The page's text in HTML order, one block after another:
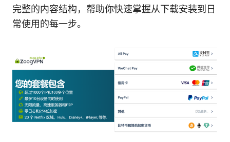
完整的内容结构，帮助你快速掌握从下载安装到日
常使用的每一步。